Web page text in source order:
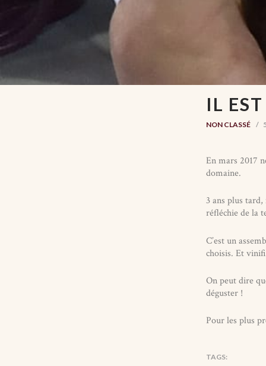
IL
NON CLASSÉ
En mars 2017
domaine.
3 ans plus
réfléchie de la
C’est un
choisis. Et
On peut dire
déguster !
Pour les plus
TAGS: